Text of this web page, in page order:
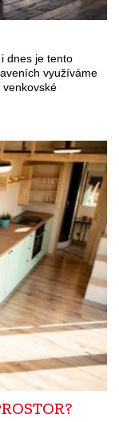
dnes je tento
využíváme